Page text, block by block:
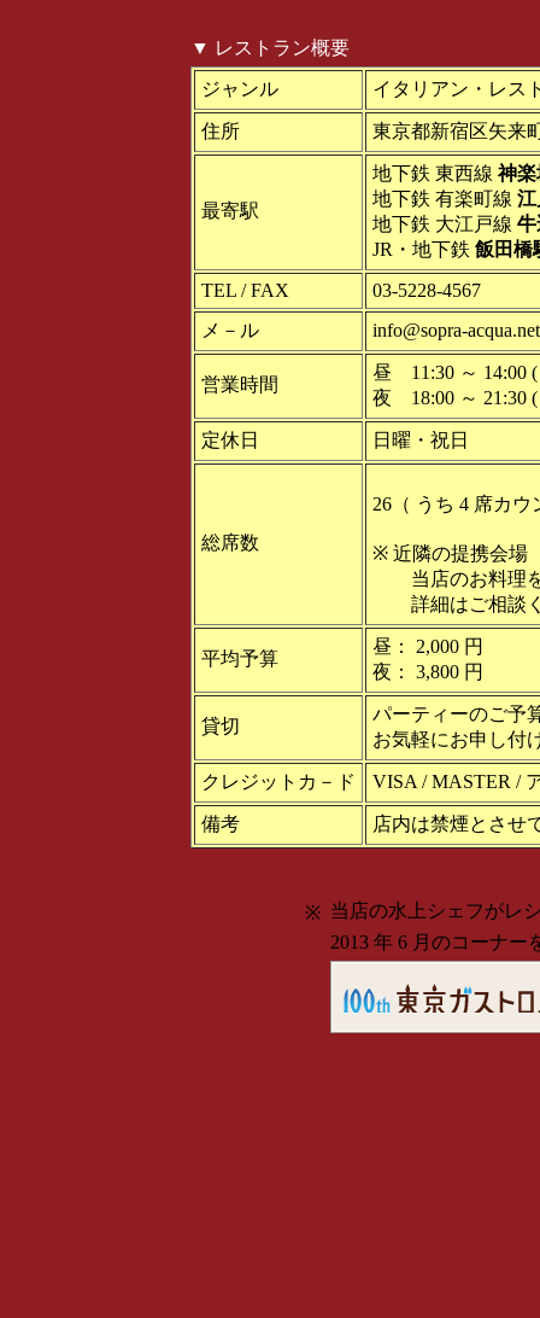
▼ レストラン概要
ジャンル
イタリアン・レス
住所 東京都新宿区矢来
最寄駅
地下鉄 東西線神
地下鉄 有楽町線 江
地下鉄 大江戸線 牛
JR・地下鉄 飯田橋
TEL / FAX
03-5228-4567
メ－ル
info@sopra-acqua.net
営業時間
昼 11:30 ～ 14:00 (
夜 18:00 ～ 21:30 (
定休日 日曜・祝日
総席数
26（ うち 4 席カウ
※ 近隣の提携会場
当店のお料理を
詳細はご相談
平均予算
昼： 2,000 円
夜： 3,800 円
貸切
パーティーのご予
お気軽にお申し付
クレジットカ－ド VISA / MASTER /
備考 店内は禁煙とさせ
※ 当店の水上シェフがレ
2013 年 6 月のコーナー